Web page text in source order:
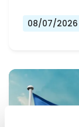
08/07/2026